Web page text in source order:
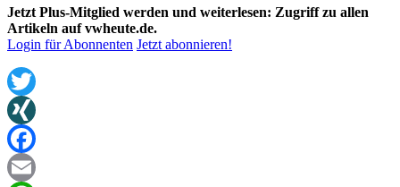
Jetzt Plus-Mitglied werden und weiterlesen: Zugriff zu allen
Artikeln auf vwheute.de.
Login für Abonnenten Jetzt abonnieren!
Twitter
XING
Facebook